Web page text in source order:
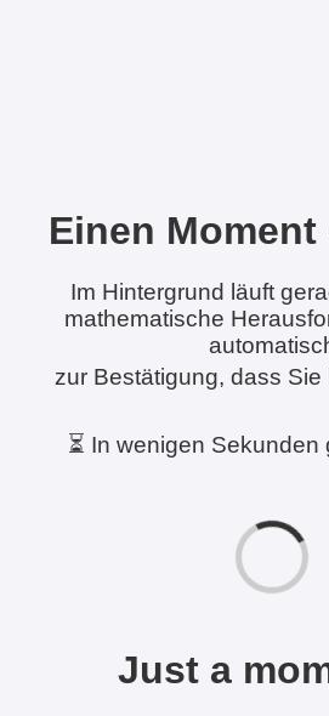
Einen Moment
Im Hintergrund läuft
mathematische
zur Bestätigung, dass Sie
⏳ In wenigen Sekunden
Just a